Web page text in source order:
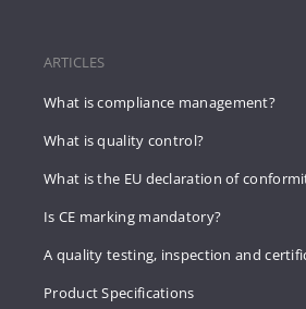
ARTICLES
What is compliance management?
What is quality control?
What is the EU declaration of
Is CE marking mandatory?
A quality testing, inspection and
Product Specifications